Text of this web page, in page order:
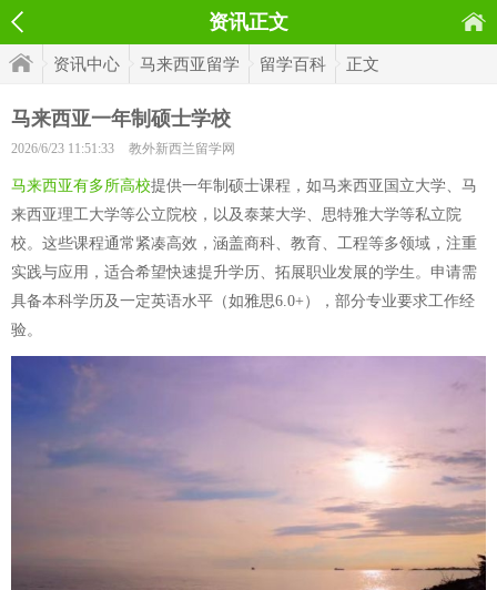
资讯正文
资讯中心 马来西亚留学 留学百科 正文
马来西亚一年制硕士学校
2026/6/23 11:51:33 教外新西兰留学网
马来西亚有多所高校提供一年制硕士课程，如马来西亚国立大学、马
来西亚理工大学等公立院校，以及泰莱大学、思特雅大学等私立院
校。这些课程通常紧凑高效，涵盖商科、教育、工程等多领域，注重
实践与应用，适合希望快速提升学历、拓展职业发展的学生。申请需
具备本科学历及一定英语水平（如雅思6.0+），部分专业要求工作经
验。